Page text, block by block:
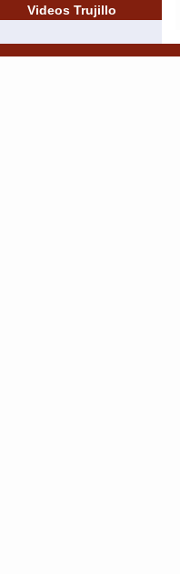
Videos Trujillo